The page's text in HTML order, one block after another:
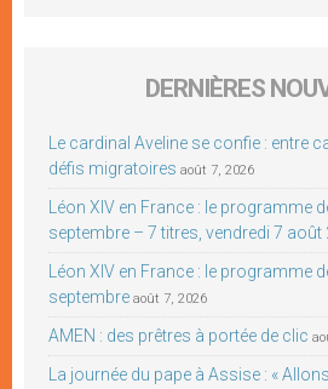
DERNIÈRES
Le cardinal Aveline se confie : entre
défis migratoires août 7, 2026
Léon XIV en France : le programme
septembre – 7 titres, vendredi 7 août
Léon XIV en France : le programme
septembre août 7, 2026
AMEN : des prêtres à portée de clic
La journée du pape à Assise : «